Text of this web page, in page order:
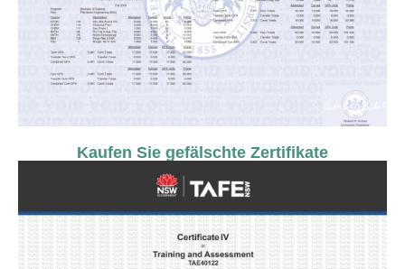
Kaufen Sie gefälschte Zertifikate